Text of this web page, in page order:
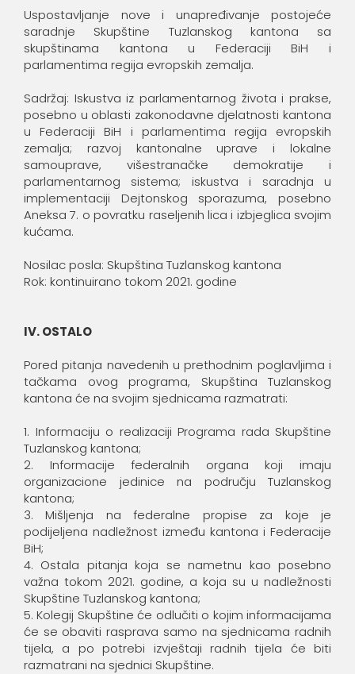
Uspostavljanje nove i unapređivanje postojeće
saradnje Skupštine Tuzlanskog kantona sa
skupštinama kantona u Federaciji BiH i
parlamentima regija evropskih zemalja.
Sadržaj: Iskustva iz parlamentarnog života i prakse,
posebno u oblasti zakonodavne djelatnosti kantona
u Federaciji BiH i parlamentima regija evropskih
zemalja; razvoj kantonalne uprave i lokalne
samouprave, višestranačke demokratije i
parlamentarnog sistema; iskustva i saradnja u
implementaciji Dejtonskog sporazuma, posebno
Aneksa 7. o povratku raseljenih lica i izbjeglica svojim
kućama.
Nosilac posla: Skupština Tuzlanskog kantona
Rok: kontinuirano tokom 2021. godine
IV. OSTALO
Pored pitanja navedenih u prethodnim poglavljima i
tačkama ovog programa, Skupština Tuzlanskog
kantona će na svojim sjednicama razmatrati:
1. Informaciju o realizaciji Programa rada Skupštine
Tuzlanskog kantona;
2. Informacije federalnih organa koji imaju
organizacione jedinice na području Tuzlanskog
kantona;
3. Mišljenja na federalne propise za koje je
podijeljena nadležnost između kantona i Federacije
BiH;
4. Ostala pitanja koja se nametnu kao posebno
važna tokom 2021. godine, a koja su u nadležnosti
Skupštine Tuzlanskog kantona;
5. Kolegij Skupštine će odlučiti o kojim informacijama
će se obaviti rasprava samo na sjednicama radnih
tijela, a po potrebi izvještaji radnih tijela će biti
razmatrani na sjednici Skupštine.